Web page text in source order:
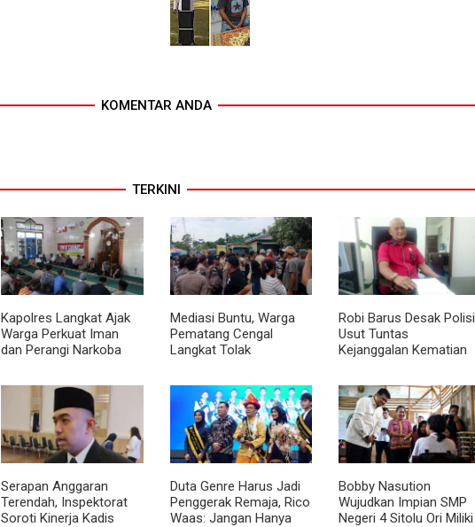
KOMENTAR ANDA
TERKINI
Kapolres Langkat Ajak
Warga Perkuat Iman
dan Perangi Narkoba
Curhat
Mediasi Buntu, Warga
Pematang Cengal
Langkat Tolak
Robi Barus Desak Polisi
Usut Tuntas
Kejanggalan Kematian
Helvetia, Minta Otopsi
Ulang
Serapan Anggaran
Terendah, Inspektorat
Soroti Kinerja Kadis
Duta Genre Harus Jadi
Penggerak Remaja, Rico
Waas: Jangan Hanya
Bobby Nasution
Wujudkan Impian SMP
Negeri 4 Sitolu Ori Miliki